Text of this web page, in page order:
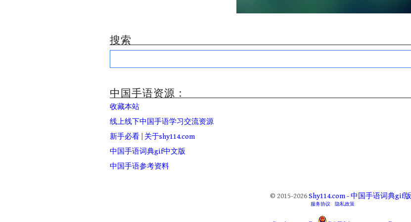
搜索
Search
中国手语资源：
收藏本站
线上线下中国手语学习交流资源
新手必看
关于shy114.com
中国手语词典gif中文版
中国手语参考资料
© 2015-2026Shy114.com - 中国手语词典gif版
服务协议 隐私政策